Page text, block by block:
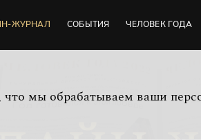
ЖУРНАЛ СОБЫТИЯ ЧЕЛОВЕК ГОДА
мы обрабатываем ваши